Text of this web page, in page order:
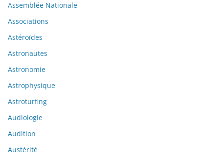
Assemblée Nationale
Associations
Astéroïdes
Astronautes
Astronomie
Astrophysique
Astroturfing
Audiologie
Audition
Austérité